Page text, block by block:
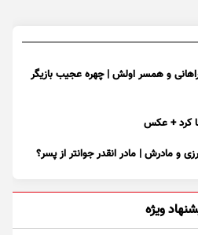
و همسر اولش | چهره عجیب بازیگر
کرد + عکس
و مادرش | مادر انقدر جوانتر از پسر؟
ویژه